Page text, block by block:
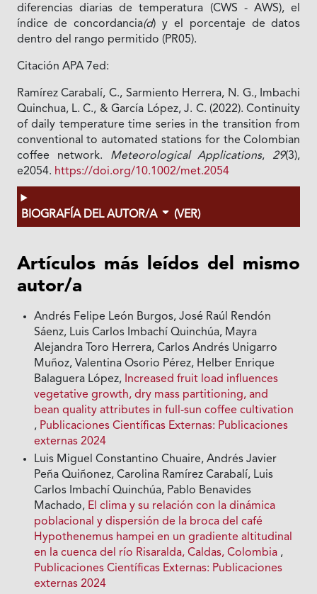
diferencias diarias de temperatura (CWS - AWS), el
índice de concordancia(d) y el porcentaje de datos
dentro del rango permitido (PR05).
Citación APA 7ed:
Ramírez Carabalí, C., Sarmiento Herrera, N. G., Imbachi
Quinchua, L. C., & García López, J. C. (2022). Continuity
of daily temperature time series in the transition from
conventional to automated stations for the Colombian
coffee network. Meteorological Applications, 29(3),
e2054. https://doi.org/10.1002/met.2054
BIOGRAFÍA DEL AUTOR/A (VER)
Artículos más leídos del mismo
autor/a
Andrés Felipe León Burgos, José Raúl Rendón
Sáenz, Luis Carlos Imbachí Quinchúa, Mayra
Alejandra Toro Herrera, Carlos Andrés Unigarro
Muñoz, Valentina Osorio Pérez, Helber Enrique
Balaguera López, Increased fruit load influences
vegetative growth, dry mass partitioning, and
bean quality attributes in full-sun coffee cultivation
, Publicaciones Científicas Externas: Publicaciones
externas 2024
Luis Miguel Constantino Chuaire, Andrés Javier
Peña Quiñonez, Carolina Ramírez Carabalí, Luis
Carlos Imbachí Quinchúa, Pablo Benavides
Machado, El clima y su relación con la dinámica
poblacional y dispersión de la broca del café
Hypothenemus hampei en un gradiente altitudinal
en la cuenca del río Risaralda, Caldas, Colombia ,
Publicaciones Científicas Externas: Publicaciones
externas 2024